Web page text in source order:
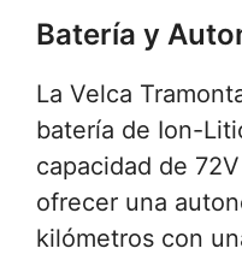
Batería y
La Velca
batería de Ion-
capacidad de
ofrecer una
kilómetros con